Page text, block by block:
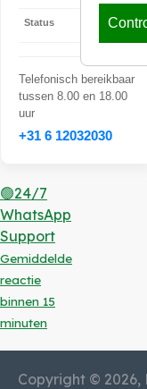
Status Offline
Telefonisch bereikbaar
tussen 8.00 en 18.00
uur
+31 6 12032030
🟢24/7
WhatsApp
Support
Gemiddelde
reactie
binnen 15
minuten
Copyright ©